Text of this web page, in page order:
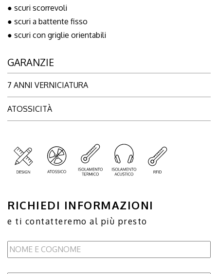
● scuri scorrevoli
● scuri a battente fisso
● scuri con griglie orientabili
GARANZIE
7 ANNI VERNICIATURA
ATOSSICITÀ
RICHIEDI INFORMAZIONI
e ti contatteremo al più presto